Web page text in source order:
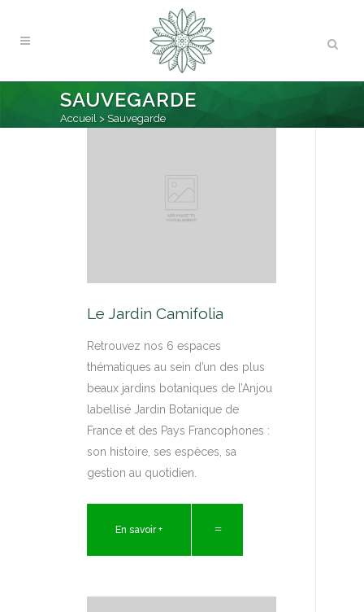
SAUVEGARDE
Accueil > Sauvegarde
Le Jardin Camifolia
Retrouvez nos 6 espaces
thématiques au sein d’un des plus
beaux jardins botaniques de l’Anjou
labellisé Jardin Botanique de
France et des Pays Francophones :
son histoire, ses espèces, sa
gestion au quotidien.
En savoir +